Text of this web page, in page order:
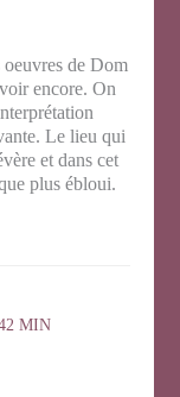
oeuvres de Dom
encore. On
Le lieu qui
et dans cet
plus ébloui.
MIN